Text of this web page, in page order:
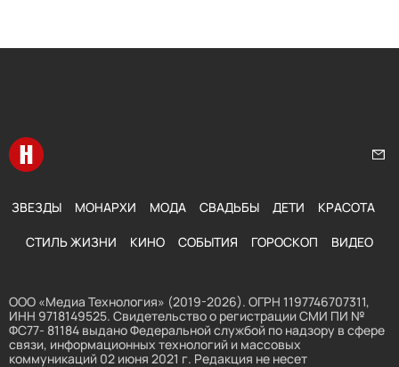
Перейти на главную
ЗВЕЗДЫ МОНАРХИ МОДА СВАДЬБЫ ДЕТИ КРАСОТА
СТИЛЬ ЖИЗНИ КИНО СОБЫТИЯ ГОРОСКОП ВИДЕО
ООО «Медиа Технология» (2019-2026). ОГРН 1197746707311,
ИНН 9718149525. Свидетельство о регистрации СМИ ПИ №
ФС77- 81184 выдано Федеральной службой по надзору в сфере
связи, информационных технологий и массовых
коммуникаций 02 июня 2021 г. Редакция не несет